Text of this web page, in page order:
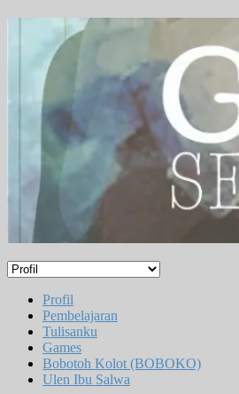
Profil
Pembelajaran
Tulisanku
Games
Bobotoh Kolot (BOBOKO)
Ulen Ibu Salwa